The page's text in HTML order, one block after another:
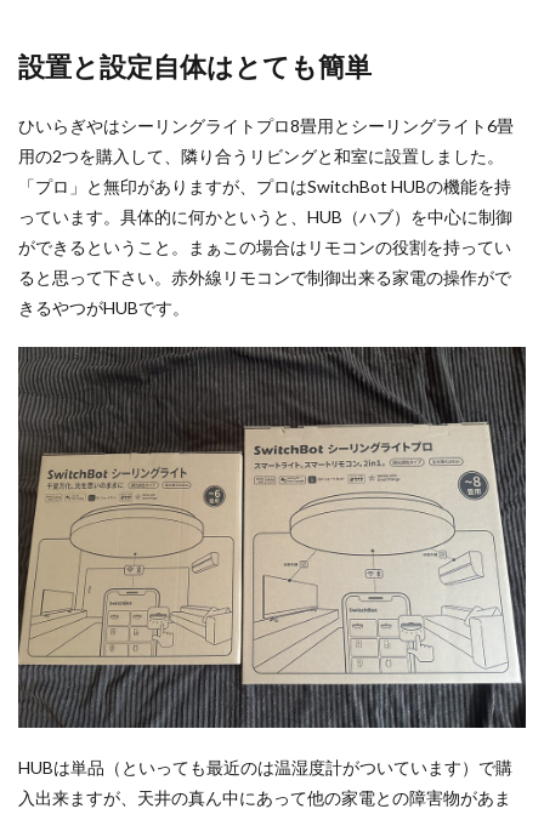
設置と設定自体はとても簡単
ひいらぎやはシーリングライトプロ8畳用とシーリングライト6畳
用の2つを購入して、隣り合うリビングと和室に設置しました。
「プロ」と無印がありますが、プロはSwitchBot HUBの機能を持
っています。具体的に何かというと、HUB（ハブ）を中心に制御
ができるということ。まぁこの場合はリモコンの役割を持ってい
ると思って下さい。赤外線リモコンで制御出来る家電の操作がで
きるやつがHUBです。
HUBは単品（といっても最近のは温湿度計がついています）で購
入出来ますが、天井の真ん中にあって他の家電との障害物があま